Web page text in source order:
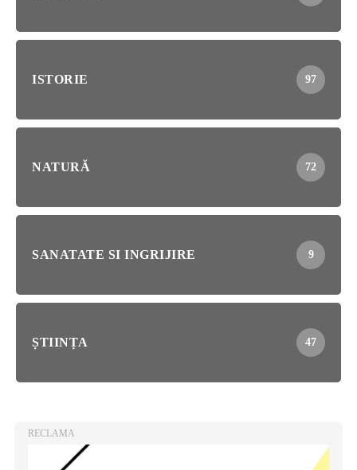
ISTORIE 97
NATURĂ 72
SANATATE SI INGRIJIRE 9
ȘTIINȚA 47
RECLAMA